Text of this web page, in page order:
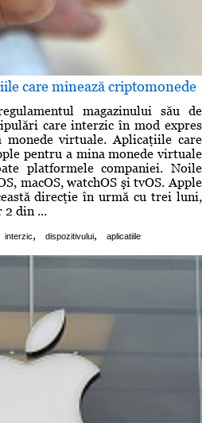
care minează criptomonede
magazinului său de
care interzic în mod expres
monede virtuale. Aplicaţiile care
pentru a mina monede virtuale
platformele companiei. Noile
macOS, watchOS şi tvOS. Apple
direcţie în urmă cu trei luni,
2 din ...
interzic, dispozitivului, aplicatiile